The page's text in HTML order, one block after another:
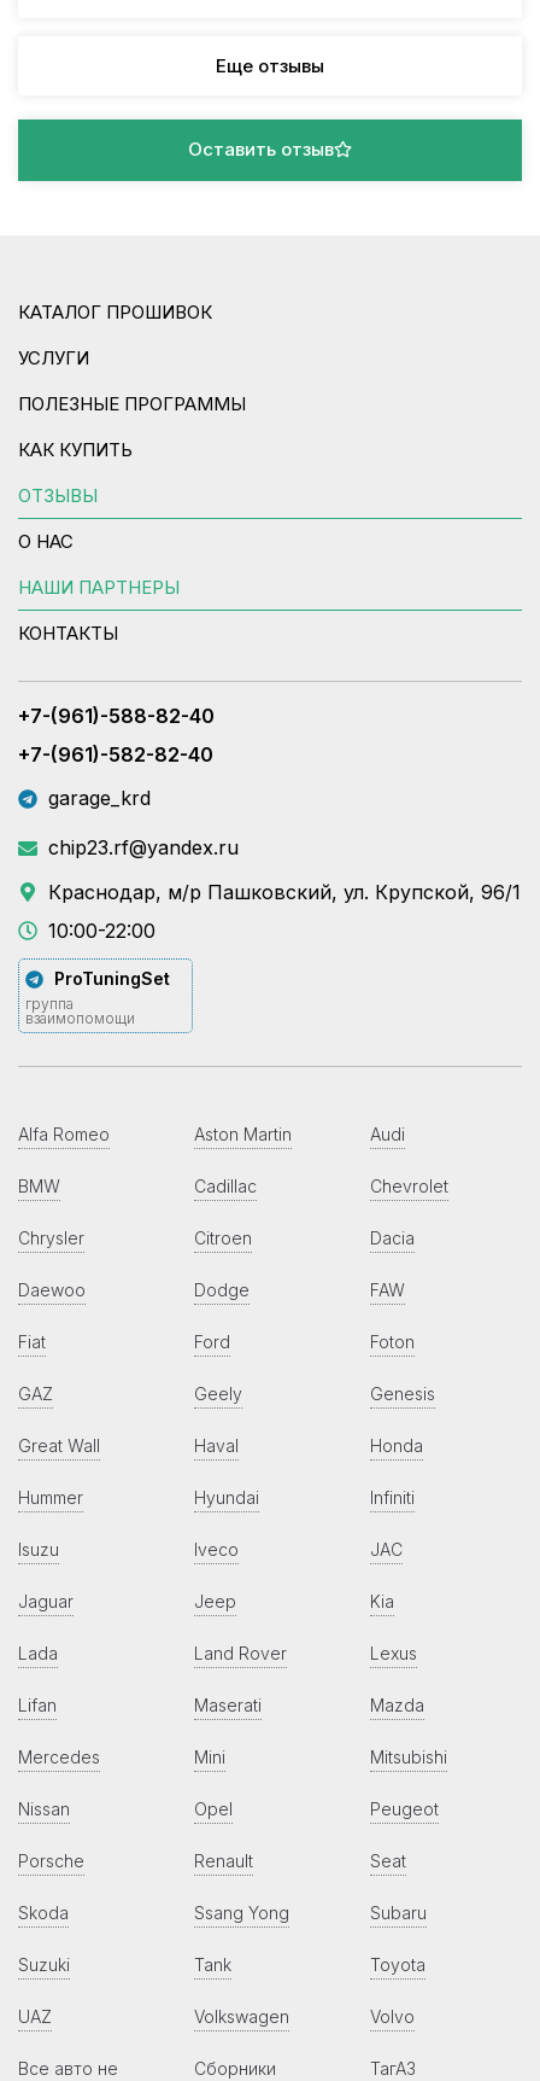
Еще отзывы
Оставить отзыв
КАТАЛОГ ПРОШИВОК
УСЛУГИ
ПОЛЕЗНЫЕ ПРОГРАММЫ
КАК КУПИТЬ
ОТЗЫВЫ
О НАС
НАШИ ПАРТНЕРЫ
КОНТАКТЫ
+7-(961)-588-82-40
+7-(961)-582-82-40
garage_krd
chip23.rf@yandex.ru
Краснодар, м/р Пашковский, ул. Крупской, 96/1
10:00-22:00
ProTuningSet
группа
взаимопомощи
Alfa Romeo Aston Martin Audi
BMW Cadillac Chevrolet
Chrysler Citroen Dacia
Daewoo Dodge FAW
Fiat Ford Foton
GAZ Geely Genesis
Great Wall Haval Honda
Hummer Hyundai Infiniti
Isuzu Iveco JAC
Jaguar Jeep Kia
Lada Land Rover Lexus
Lifan Maserati Mazda
Mercedes Mini Mitsubishi
Nissan Opel Peugeot
Porsche Renault Seat
Skoda Ssang Yong Subaru
Suzuki Tank Toyota
UAZ Volkswagen Volvo
Все авто не Сборники ТагАЗ